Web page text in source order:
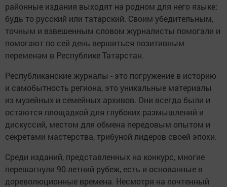
районные издания выходят на родном для него языке:
будь то русский или татарский. Своим убедительным,
точным и взвешенным словом журналисты помогали и
помогают по сей день вершиться позитивным
переменам в Республике Татарстан.
Республиканские журналы - это погружение в историю
и самобытность региона, это уникальные материалы
из музейных и семейных архивов. Они всегда были и
остаются площадкой для глубоких размышлений и
дискуссий, местом для обмена передовым опытом и
секретами мастерства, трибуной лидеров своей эпохи.
Среди изданий, представленных на конкурс, многие
перешагнули 90-летний рубеж, есть и основанные в
дореволюционные времена. Несмотря на почтенный